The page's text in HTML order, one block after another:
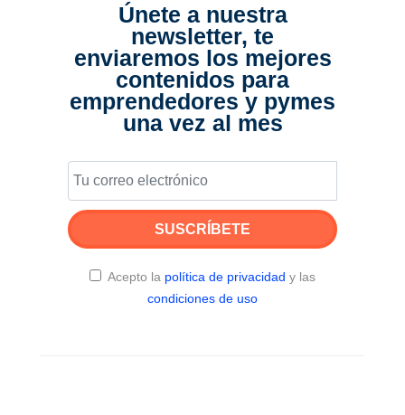
Únete a nuestra
newsletter, te
enviaremos los mejores
contenidos para
emprendedores y pymes
una vez al mes
SUSCRÍBETE
Acepto la política de privacidad y las
condiciones de uso